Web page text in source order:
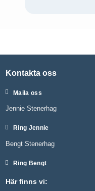
Kontakta oss
Maila oss
Jennie Stenerhag
Ring Jennie
Bengt Stenerhag
Ring Bengt
Här finns vi: